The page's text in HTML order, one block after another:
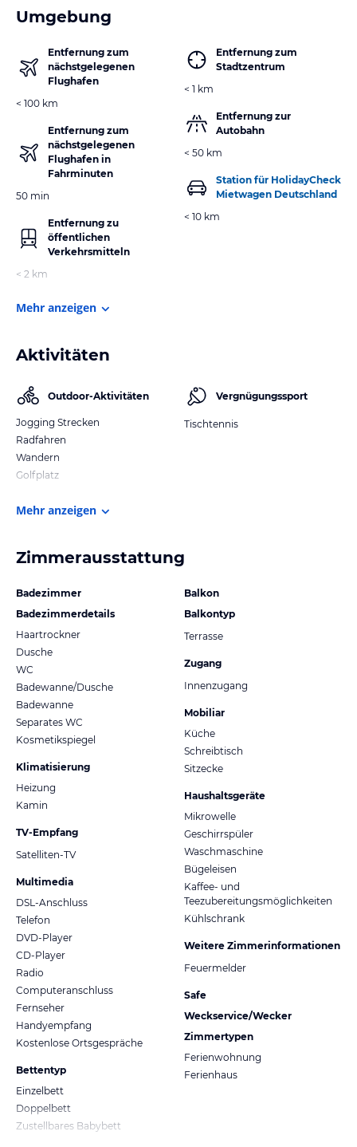
Umgebung
Entfernung zum
nächstgelegenen
Flughafen
< 100 km
Entfernung zum
nächstgelegenen
Flughafen in
Fahrminuten
50 min
Entfernung zu
öffentlichen
Verkehrsmitteln
< 2 km
Entfernung zum
Stadtzentrum
< 1 km
Entfernung zur
Autobahn
< 50 km
Station für HolidayCheck
Mietwagen Deutschland
< 10 km
Mehr anzeigen
Aktivitäten
Outdoor-Aktivitäten
Jogging Strecken
Radfahren
Wandern
Golfplatz
Vergnügungssport
Tischtennis
Mehr anzeigen
Zimmerausstattung
Badezimmer
Badezimmerdetails
Haartrockner
Dusche
WC
Badewanne/Dusche
Badewanne
Separates WC
Kosmetikspiegel
Klimatisierung
Heizung
Kamin
TV-Empfang
Satelliten-TV
Multimedia
DSL-Anschluss
Telefon
DVD-Player
CD-Player
Radio
Computeranschluss
Fernseher
Handyempfang
Kostenlose Ortsgespräche
Bettentyp
Einzelbett
Doppelbett
Zustellbares Babybett
Balkon
Balkontyp
Terrasse
Zugang
Innenzugang
Mobiliar
Küche
Schreibtisch
Sitzecke
Haushaltsgeräte
Mikrowelle
Geschirrspüler
Waschmaschine
Bügeleisen
Kaffee- und
Teezubereitungsmöglichkeiten
Kühlschrank
Weitere Zimmerinformationen
Feuermelder
Safe
Weckservice/Wecker
Zimmertypen
Ferienwohnung
Ferienhaus